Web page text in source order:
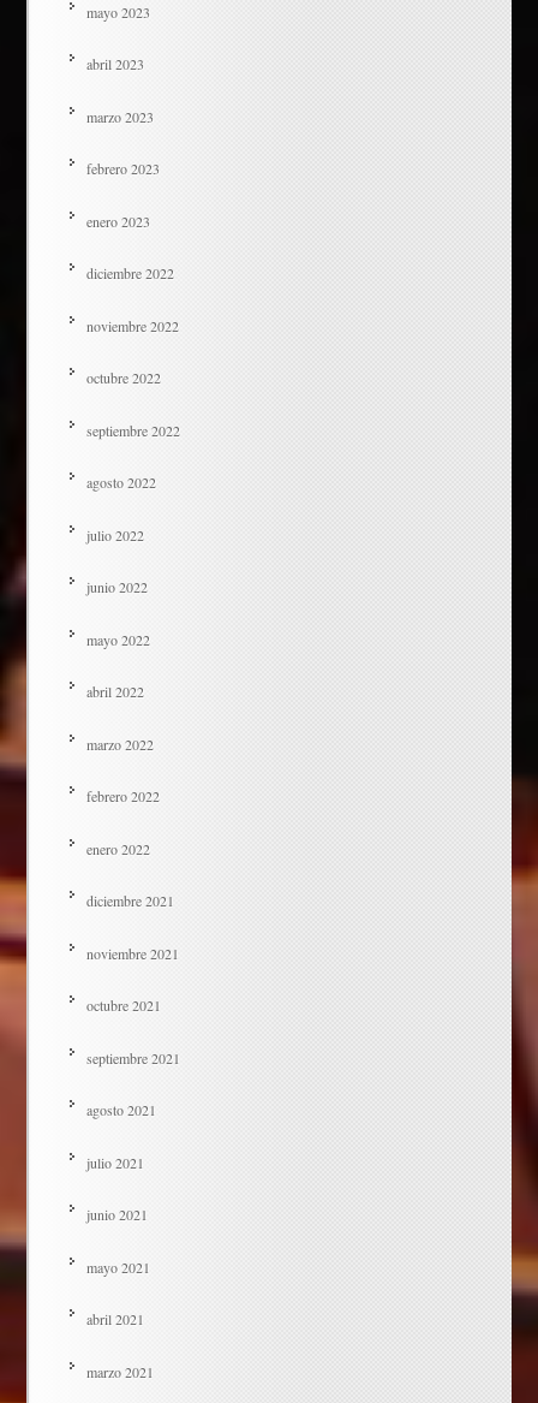
mayo 2023
abril 2023
marzo 2023
febrero 2023
enero 2023
diciembre 2022
noviembre 2022
octubre 2022
septiembre 2022
agosto 2022
julio 2022
junio 2022
mayo 2022
abril 2022
marzo 2022
febrero 2022
enero 2022
diciembre 2021
noviembre 2021
octubre 2021
septiembre 2021
agosto 2021
julio 2021
junio 2021
mayo 2021
abril 2021
marzo 2021